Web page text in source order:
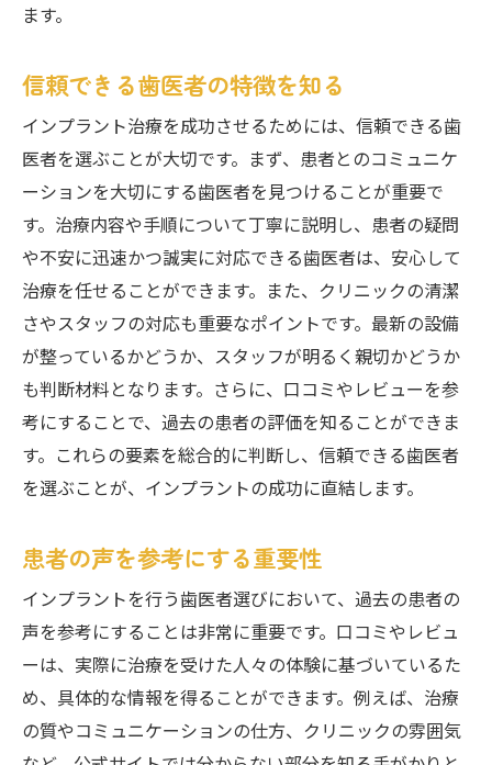
インプラント治療の前に確認すべき事項
柏市の歯医者で安心してインプラントを受ける
ための選び方
安心感をもたらす歯医者の選定基準
インプラント治療の信頼性を確保する方法
患者が納得できる治療を受けるために
安心のための適切な情報収集方法
柏市の歯医者の選び方のポイント
インプラント治療における安心の秘訣
経験豊富な歯医者が提供する柏市のインプラン
ト治療の魅力
実績が示すインプラントの魅力
安心の治療を提供する医師の選び方
柏市の歯科医の特徴とその魅力
インプラント治療の効果を最大化する方法
患者満足度を追求する歯科医の姿勢
柏市の歯医者でインプラントを考える際の具体
的な選択基準
ます。
信頼できる歯医者の特徴を知る
インプラント治療を成功させるためには、信頼できる歯
医者を選ぶことが大切です。まず、患者とのコミュニケ
ーションを大切にする歯医者を見つけることが重要で
す。治療内容や手順について丁寧に説明し、患者の疑問
や不安に迅速かつ誠実に対応できる歯医者は、安心して
治療を任せることができます。また、クリニックの清潔
さやスタッフの対応も重要なポイントです。最新の設備
が整っているかどうか、スタッフが明るく親切かどうか
も判断材料となります。さらに、口コミやレビューを参
考にすることで、過去の患者の評価を知ることができま
す。これらの要素を総合的に判断し、信頼できる歯医者
を選ぶことが、インプラントの成功に直結します。
患者の声を参考にする重要性
インプラントを行う歯医者選びにおいて、過去の患者の
声を参考にすることは非常に重要です。口コミやレビュ
ーは、実際に治療を受けた人々の体験に基づいているた
め、具体的な情報を得ることができます。例えば、治療
の質やコミュニケーションの仕方、クリニックの雰囲気